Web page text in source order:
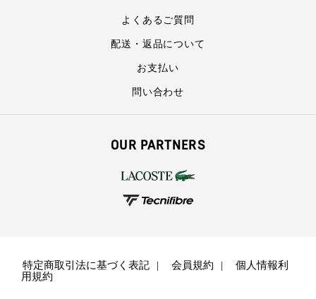
よくあるご質問
配送・返品について
お支払い
問い合わせ
OUR PARTNERS
特定商取引法に基づく表記 会員規約
個人情報利
用規約